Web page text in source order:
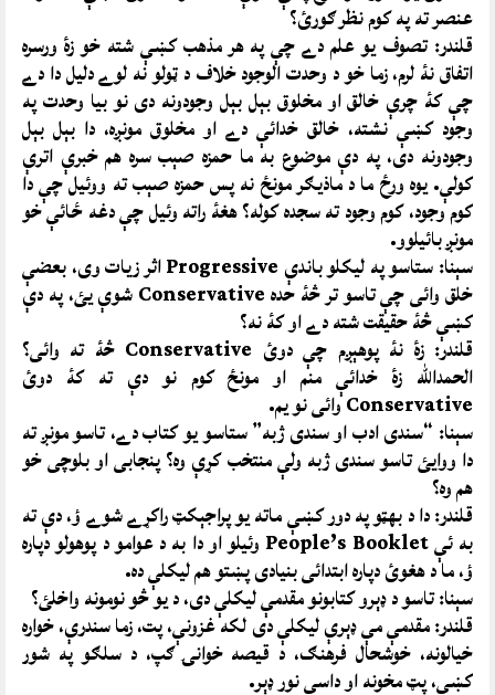
عنصر ته په کوم نظر ګورئ؟
قلندر: تصوف يو علم دے چې په هر مذهب کښې شته خو زۀ ورسره
اتفاق نۀ لرم، زما خو د وحدت الوجود خلاف د ټولو نه لوے دليل دا دے
چې کۀ چرې خالق او مخلوق بېل بېل وجودونه دى نو بيا وحدت په
وجود کښې نشته، خالق خدائې دے او مخلوق مونږه، دا بېل بېل
وجودونه دى، په دې موضوع به ما حمزه صېب سره هم خبرې اترې
کولې. يوه ورځ ما د ماذيګر مونځ نه پس حمزه صېب ته ووئيل چې دا
کوم وجود، کوم وجود ته سجده کوله؟ هغۀ راته وئيل چې دغه ځائې خو
مونږ بائيلوو.
سېنا: ستاسو په ليکلو باندې Progressive اثر زيات وى، بعضې
خلق وائى چې تاسو تر څۀ حده Conservative شوې يئ، په دې
کښې څۀ حقيقت شته دے او کۀ نه؟
قلندر: زۀ نۀ پوهېږم چې دوئ Conservative څۀ ته وائى؟
الحمدالله زۀ خدائې منم او مونځ کوم نو دې ته کۀ دوئ
Conservative وائى نو يم.
سېنا: “سندى ادب او سندى ژبه” ستاسو يو کتاب دے، تاسو مونږ ته
دا ووايئ تاسو سندى ژبه ولې منتخب کړې وه؟ پنجابى او بلوچى خو
هم وه؟
قلندر: دا د بهټو په دور کښې ماته يو پراجېکټ راکړے شوے ؤ، دې ته
به ئې People’s Booklet وئيلو او دا به د عوامو د پوهولو دپاره
ؤ، ما د هغوئ دپاره ابتدائى بنيادى پښتو هم ليکلې ده.
سېنا: تاسو د ډېرو کتابونو مقدمې ليکلې دى، د يو څو نومونه واخلئ؟
قلندر: مقدمې مې ډېرې ليکلې دى لکه غزونې، پت، زما سندرې، خواره
خيالونه، خوشحال فرهنګ، د قيصه خوانۍ ګپ، د سلګو په شور
کښې، پټ مخونه او داسې نور ډېر.